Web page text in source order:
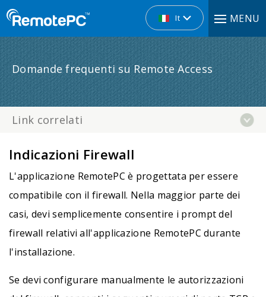
It MENU
Domande frequenti su Remote Access
Link correlati
Indicazioni Firewall
L'applicazione RemotePC è progettata per essere
compatibile con il firewall. Nella maggior parte dei
casi, devi semplicemente consentire i prompt del
firewall relativi all'applicazione RemotePC durante
l'installazione.
Se devi configurare manualmente le autorizzazioni